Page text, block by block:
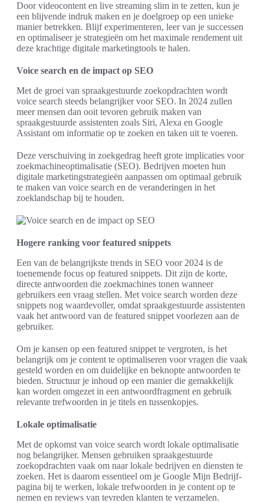
Door videocontent en live streaming slim in te zetten, kun je
een blijvende indruk maken en je doelgroep op een unieke
manier betrekken. Blijf experimenteren, leer van je successen
en optimaliseer je strategieën om het maximale rendement uit
deze krachtige digitale marketingtools te halen.
Voice search en de impact op SEO
Met de groei van spraakgestuurde zoekopdrachten wordt
voice search steeds belangrijker voor SEO. In 2024 zullen
meer mensen dan ooit tevoren gebruik maken van
spraakgestuurde assistenten zoals Siri, Alexa en Google
Assistant om informatie op te zoeken en taken uit te voeren.
Deze verschuiving in zoekgedrag heeft grote implicaties voor
zoekmachineoptimalisatie (SEO). Bedrijven moeten hun
digitale marketingstrategieën aanpassen om optimaal gebruik
te maken van voice search en de veranderingen in het
zoeklandschap bij te houden.
Hogere ranking voor featured snippets
Een van de belangrijkste trends in SEO voor 2024 is de
toenemende focus op featured snippets. Dit zijn de korte,
directe antwoorden die zoekmachines tonen wanneer
gebruikers een vraag stellen. Met voice search worden deze
snippets nog waardevoller, omdat spraakgestuurde assistenten
vaak het antwoord van de featured snippet voorlezen aan de
gebruiker.
Om je kansen op een featured snippet te vergroten, is het
belangrijk om je content te optimaliseren voor vragen die vaak
gesteld worden en om duidelijke en beknopte antwoorden te
bieden. Structuur je inhoud op een manier die gemakkelijk
kan worden omgezet in een antwoordfragment en gebruik
relevante trefwoorden in je titels en tussenkopjes.
Lokale optimalisatie
Met de opkomst van voice search wordt lokale optimalisatie
nog belangrijker. Mensen gebruiken spraakgestuurde
zoekopdrachten vaak om naar lokale bedrijven en diensten te
zoeken. Het is daarom essentieel om je Google Mijn Bedrijf-
pagina bij te werken, lokale trefwoorden in je content op te
nemen en reviews van tevreden klanten te verzamelen.